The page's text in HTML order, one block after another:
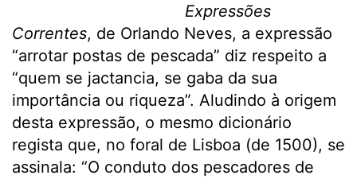
Expressões
Correntes, de Orlando Neves, a expressão
“arrotar postas de pescada” diz respeito a
“quem se jactancia, se gaba da sua
importância ou riqueza”. Aludindo à origem
desta expressão, o mesmo dicionário
regista que, no foral de Lisboa (de 1500), se
assinala: “O conduto dos pescadores de